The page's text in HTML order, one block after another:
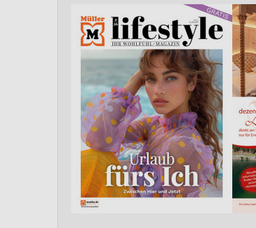
Verwendung genauer Standortdaten
Geräte anhand von aktiv angeforderten
Nicht-IAB-Verarbeitungszwecke: